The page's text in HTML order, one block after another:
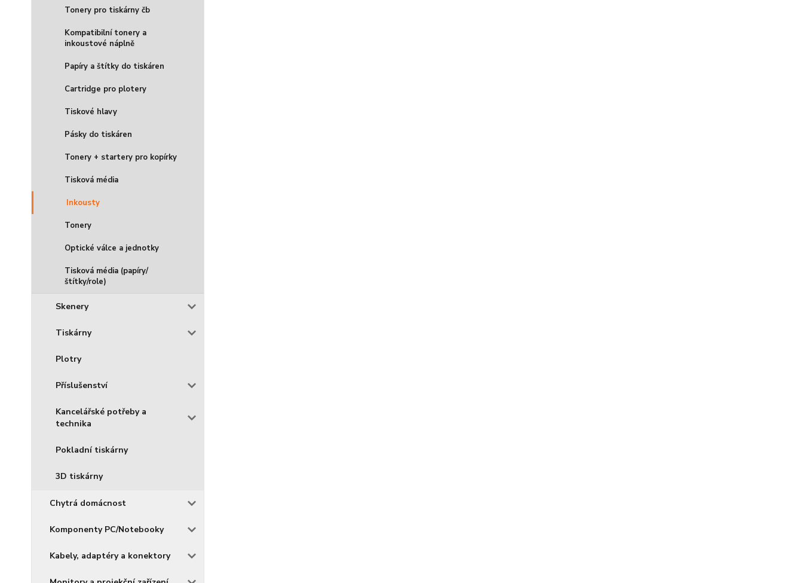
Tonery pro tiskárny čb
Kompatibilní tonery a
inkoustové náplně
Papíry a štítky do tiskáren
Cartridge pro plotery
Tiskové hlavy
Pásky do tiskáren
Tonery + startery pro kopírky
Tisková média
Inkousty
Tonery
Optické válce a jednotky
Tisková média (papíry/
štítky/role)
Skenery
Tiskárny
Plotry
Příslušenství
Kancelářské potřeby a
technika
Pokladní tiskárny
3D tiskárny
Chytrá domácnost
Komponenty PC/Notebooky
Kabely, adaptéry a konektory